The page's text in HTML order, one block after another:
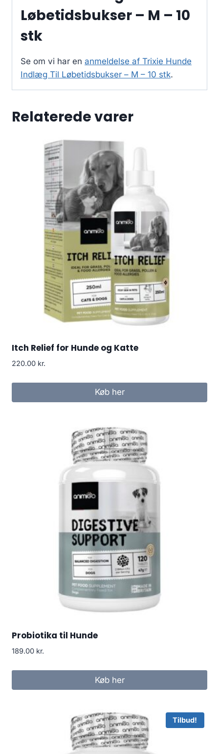
Løbetidsbukser – M – 10
stk
Se om vi har en anmeldelse af Trixie Hunde
Indlæg Til Løbetidsbukser – M – 10 stk.
Relaterede varer
Itch Relief for Hunde og Katte
220.00 kr.
Køb her
Probiotika til Hunde
189.00 kr.
Køb her
Tilbud!